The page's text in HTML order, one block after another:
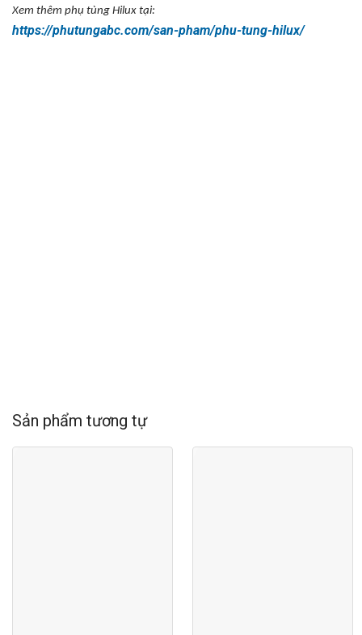
Xem thêm phụ tùng Hilux tại:
https://phutungabc.com/san-pham/phu-tung-hilux/
Sản phẩm tương tự